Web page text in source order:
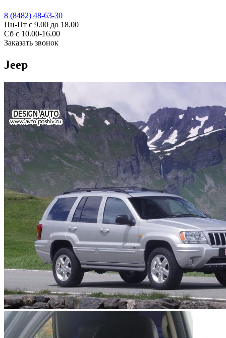
8 (8482) 48-63-30
Пн-Пт с 9.00 до 18.00
Сб с 10.00-16.00
Заказать звонок
Jeep